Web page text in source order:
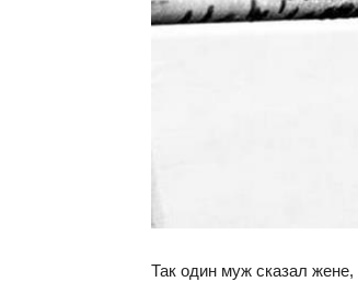
Так один муж сказал